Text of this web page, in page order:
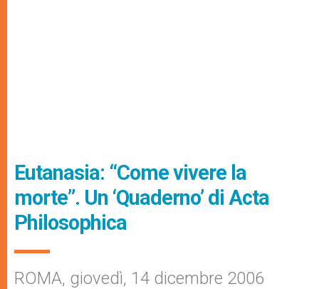
Eutanasia: “Come vivere la
morte”. Un ‘Quaderno’ di Acta
Philosophica
ROMA, giovedì, 14 dicembre 2006